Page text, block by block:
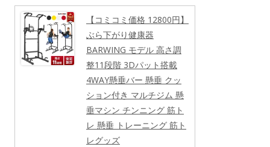
【コミコミ価格 12800円】
ぶら下がり健康器
BARWING モデル 高さ調
整11段階 3Dパット搭載
4WAY懸垂バー 懸垂 クッ
ション付き マルチジム 懸
垂マシン チンニング 筋ト
レ 懸垂 トレーニング 筋ト
レグッズ